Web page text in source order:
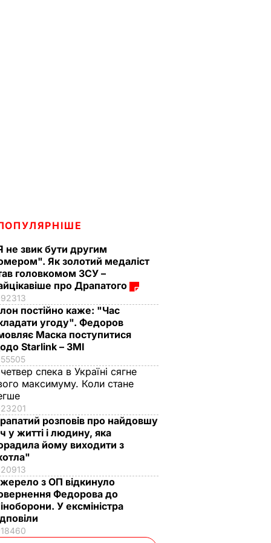
не звик бути другим
Як золотий медаліст
головкомом ЗСУ –
про Драпатого
92313
постійно каже: "Час
угоду". Федоров
Маска поступитися
Starlink – ЗМІ
55505
спека в Україні сягне
максимуму. Коли стане
23201
розповів про найдовшу
у житті і людину, яка
йому виходити з
20913
з ОП відкинуло
Федорова до
У ексміністра
18460